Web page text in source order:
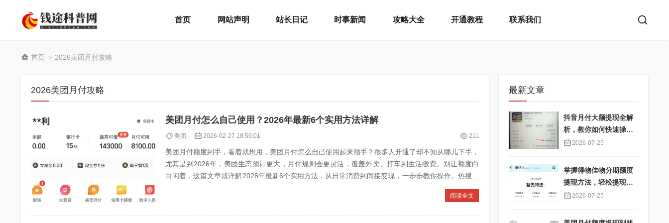
首页 网站声明 站长日记 时事新闻 攻略大全 开通教程 联系我们
首页 > 2026美团月付攻略
2026美团月付攻略
美团月付怎么自己使用？2026年最新6个实用方法详解
美团 2026-02-27 18:56:01 211
美团月付额度到手，看着就想用，美团月付怎么自己使用起来顺手？很多人开通了却不知从哪儿下手，
尤其是到2026年，美团生态预计更大，月付规则会更灵活，覆盖外卖、打车到生活缴费。别让额度白
白闲着，这篇文章就详解2026年最新6个实用方法，从日常消费到间接变现，一步步教你操作。热搜词
阅读全文
最新文章
抖音月付大额提现全解
析，教你如何快速操
作！2026-07-25
掌握得物佳物分期额度
提现方法，轻松提现秒
到不再难
2026-07-25